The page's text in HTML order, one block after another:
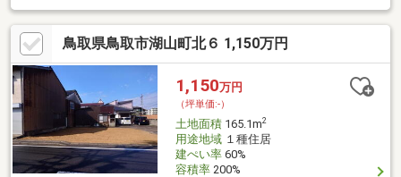
能♪◇平屋用の土地としてもぴったり！
鳥取県鳥取市湖山町北６ 1,150万円
1,150万円
（坪単価:-）
土地面積165.1m2
用途地域１種住居
建ぺい率60%
容積率200%